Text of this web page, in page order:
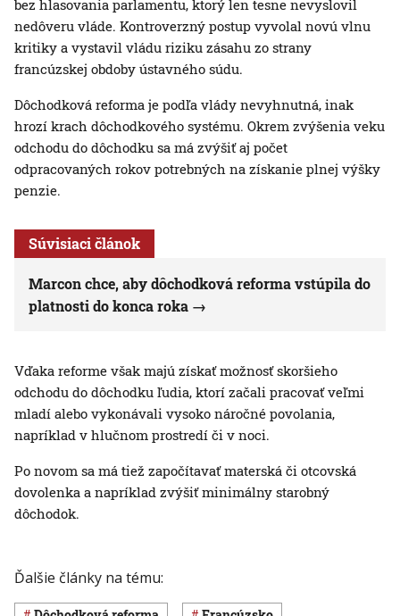
bez hlasovania parlamentu, ktorý len tesne nevyslovil
nedôveru vláde. Kontroverzný postup vyvolal novú vlnu
kritiky a vystavil vládu riziku zásahu zo strany
francúzskej obdoby ústavného súdu.
Dôchodková reforma je podľa vlády nevyhnutná, inak
hrozí krach dôchodkového systému. Okrem zvýšenia veku
odchodu do dôchodku sa má zvýšiť aj počet
odpracovaných rokov potrebných na získanie plnej výšky
penzie.
Súvisiaci článok
Marcon chce, aby dôchodková reforma vstúpila do
platnosti do konca roka
Vďaka reforme však majú získať možnosť skoršieho
odchodu do dôchodku ľudia, ktorí začali pracovať veľmi
mladí alebo vykonávali vysoko náročné povolania,
napríklad v hlučnom prostredí či v noci.
Po novom sa má tiež započítavať materská či otcovská
dovolenka a napríklad zvýšiť minimálny starobný
dôchodok.
Ďalšie články na tému: